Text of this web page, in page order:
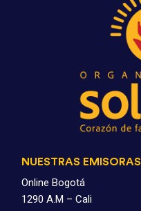
NUESTRAS EMISORAS
Online Bogotá
1290 A.M – Cali